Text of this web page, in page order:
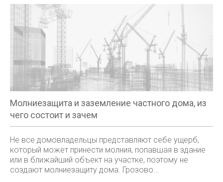
Молниезащита и заземление частного дома, из
чего состоит и зачем
Не все домовладельцы представляют себе ущерб,
который может принести молния, попавшая в здание
или в ближайший объект на участке, поэтому не
создают молниезащиту дома. Грозово...